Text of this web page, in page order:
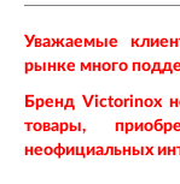
Уважаемые
рынке много
Бренд Victorinox
товары,
неофициальных